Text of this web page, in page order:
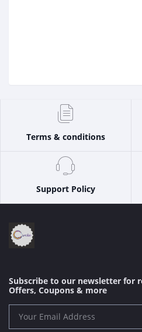
Terms & conditions
Support Policy
Subscribe to our newsletter for
Offers, Coupons & more